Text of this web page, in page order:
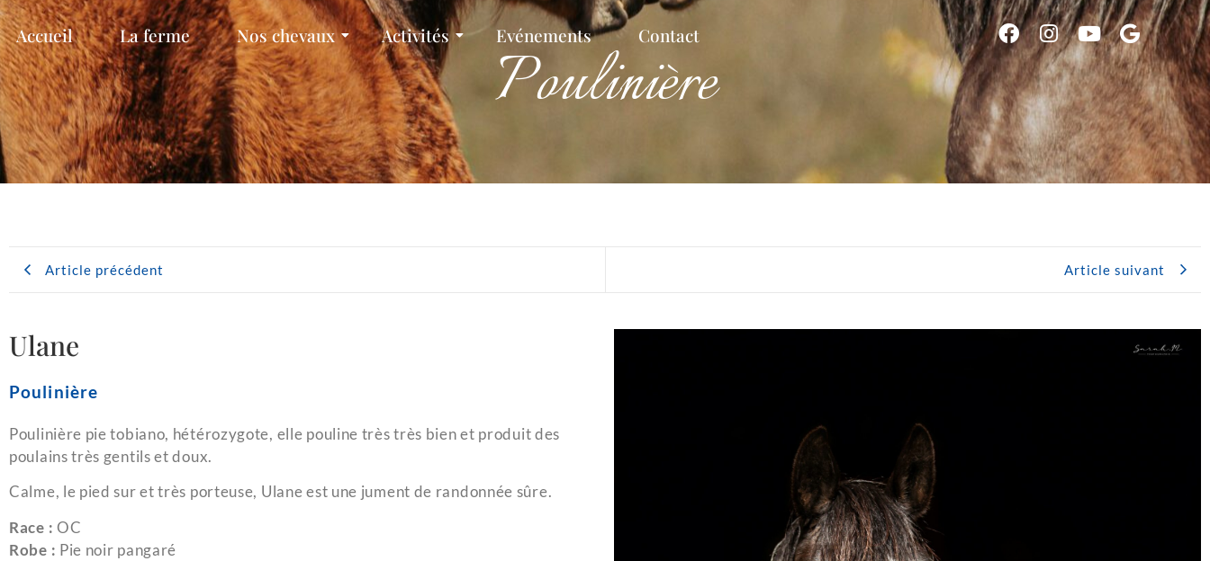
Accueil La ferme Nos chevaux Activités Evénements Contact
Poulinière
Article précédent Article suivant
Ulane
Poulinière
Poulinière pie tobiano, hétérozygote, elle pouline très très bien et produit des
poulains très gentils et doux.
Calme, le pied sur et très porteuse, Ulane est une jument de randonnée sûre.
Race : OC
Robe : Pie noir pangaré